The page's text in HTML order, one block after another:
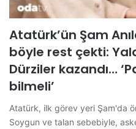
Atatürk’ün Şam
böyle rest çekti:
Dürziler kazandı…
bilmeli’
Atatürk, ilk görev yeri Şam'da
Soygun ve talan sebebiyle,